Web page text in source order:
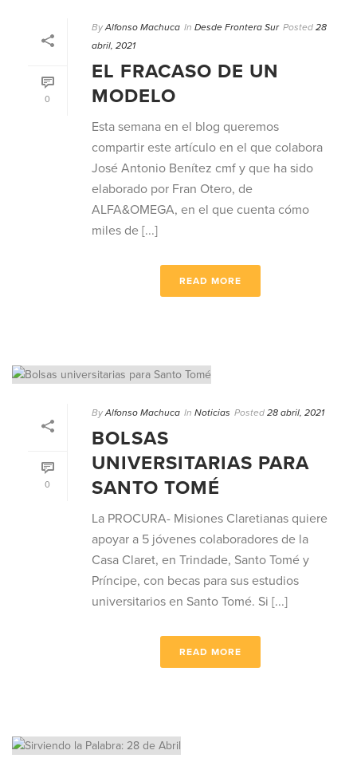
0
By Alfonso Machuca In Desde Frontera Sur Posted 28
abril, 2021
EL FRACASO DE UN
MODELO
Esta semana en el blog queremos
compartir este artículo en el que colabora
José Antonio Benítez cmf y que ha sido
elaborado por Fran Otero, de
ALFA&OMEGA, en el que cuenta cómo
miles de [...]
READ MORE
0
By Alfonso Machuca In Noticias Posted 28 abril, 2021
BOLSAS
UNIVERSITARIAS PARA
SANTO TOMÉ
La PROCURA- Misiones Claretianas quiere
apoyar a 5 jóvenes colaboradores de la
Casa Claret, en Trindade, Santo Tomé y
Príncipe, con becas para sus estudios
universitarios en Santo Tomé. Si [...]
READ MORE